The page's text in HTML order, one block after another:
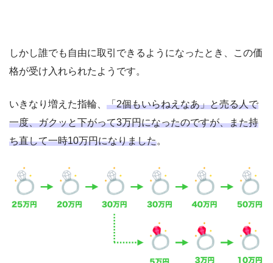
しかし誰でも自由に取引できるようになったとき、この価
格が受け入れられたようです。
いきなり増えた指輪、 「2個もいらねえなあ」と売る人で
一度、ガクッと下がって3万円になったのですが、また持
ち直して一時10万円になりました。